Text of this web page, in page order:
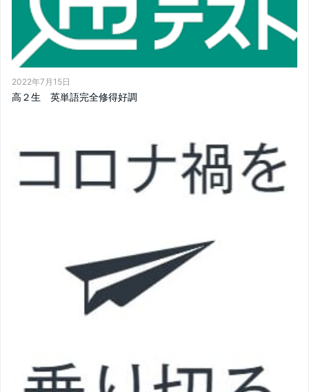
2022年7月15日
高２生 英単語完全修得好調